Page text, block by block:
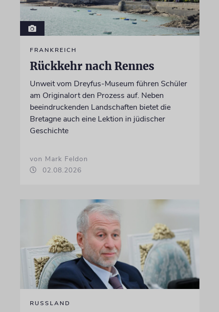
FRANKREICH
Rückkehr nach Rennes
Unweit vom Dreyfus-Museum führen Schüler
am Originalort den Prozess auf. Neben
beeindruckenden Landschaften bietet die
Bretagne auch eine Lektion in jüdischer
Geschichte
von Mark Feldon
02.08.2026
RUSSLAND